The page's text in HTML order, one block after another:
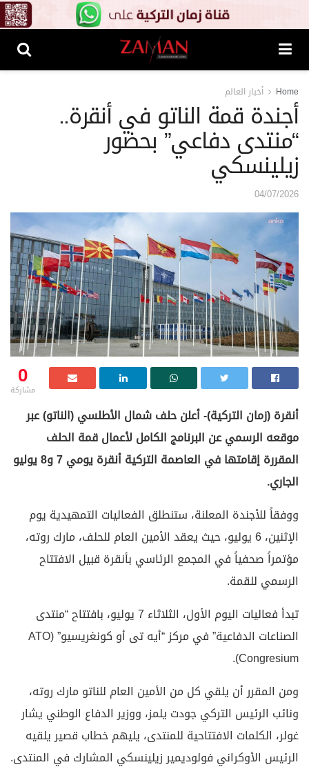
Home أخبار العالم
أجندة قمة الناتو في أنقرة..
“منتدى دفاعي” بحضور
زيلينسكي
04/07/2026
0
مشاركة
أنقرة (زمان التركية)- أعلن حلف شمال الأطلسي (الناتو) عبر
موقعه الرسمي عن البرنامج الكامل لأعمال قمة الحلف
المقررة إقامتها في العاصمة التركية أنقرة يومي 7 و8 يوليو
الجاري.
ووفقاً للأجندة المعلنة، ستنطلق الفعاليات التمهيدية يوم
الإثنين، 6 يوليو، حيث يعقد الأمين العام للحلف، مارك روته،
مؤتمراً صحفياً في المجمع الرئاسي بأنقرة قبيل الافتتاح
الرسمي للقمة.
تبدأ فعاليات اليوم الأول، الثلاثاء 7 يوليو، بافتتاح “منتدى
الصناعات الدفاعية” في مركز “أيه تى أو كونغريسيو” (ATO
Congresium).
ومن المقرر أن يلقي كل من الأمين العام للناتو مارك روته،
ونائب الرئيس التركي جودت يلمز، ووزير الدفاع الوطني يشار
غولر، الكلمات الافتتاحية للمنتدى، يليهم خطاب قصير يلقيه
الرئيس الأوكراني فولوديمير زيلينسكي المشارك في المنتدى.